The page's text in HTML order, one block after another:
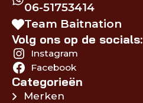
06-51753414
Team Baitnation
Volg ons op de socials:
Instagram
Facebook
Categorieën
Merken